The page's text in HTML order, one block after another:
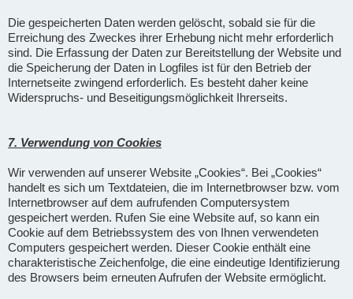
Die gespeicherten Daten werden gelöscht, sobald sie für die
Erreichung des Zweckes ihrer Erhebung nicht mehr erforderlich
sind. Die Erfassung der Daten zur Bereitstellung der Website und
die Speicherung der Daten in Logfiles ist für den Betrieb der
Internetseite zwingend erforderlich. Es besteht daher keine
Widerspruchs- und Beseitigungsmöglichkeit Ihrerseits.
7. Verwendung von Cookies
Wir verwenden auf unserer Website „Cookies“. Bei „Cookies“
handelt es sich um Textdateien, die im Internetbrowser bzw. vom
Internetbrowser auf dem aufrufenden Computersystem
gespeichert werden. Rufen Sie eine Website auf, so kann ein
Cookie auf dem Betriebssystem des von Ihnen verwendeten
Computers gespeichert werden. Dieser Cookie enthält eine
charakteristische Zeichenfolge, die eine eindeutige Identifizierung
des Browsers beim erneuten Aufrufen der Website ermöglicht.